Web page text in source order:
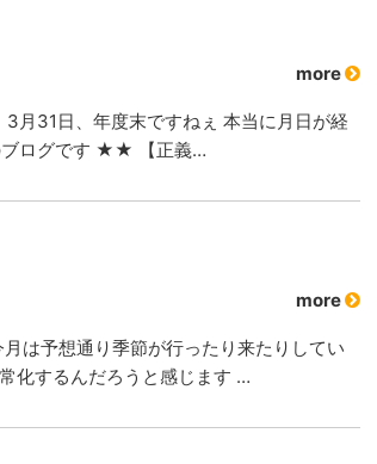
more
月31日、年度末ですねぇ 本当に月日が経
ブログです ★★ 【正義…
more
は予想通り季節が行ったり来たりしてい
化するんだろうと感じます …